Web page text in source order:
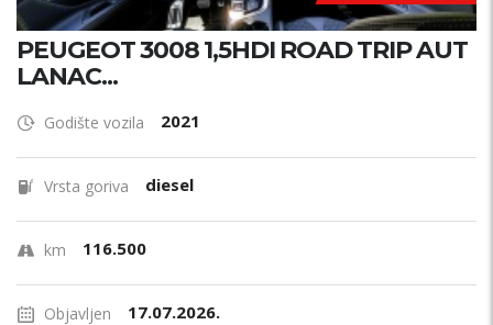
PEUGEOT 3008 1,5HDI ROAD TRIP AUT
LANAC...
Godište vozila 2021
Vrsta goriva diesel
km 116.500
Objavljen 17.07.2026.